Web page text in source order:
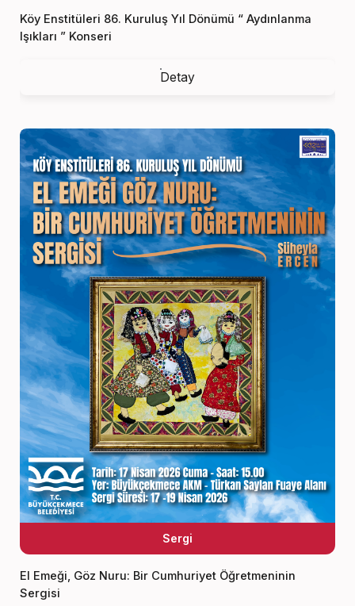
Köy Enstitüleri 86. Kuruluş Yıl Dönümü “ Aydınlanma
Işıkları ” Konseri
Detay
Sergi
El Emeği, Göz Nuru: Bir Cumhuriyet Öğretmeninin
Sergisi